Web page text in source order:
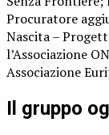
Procuratore
Nascita –
l’Associazione
Associazione
Il gruppo